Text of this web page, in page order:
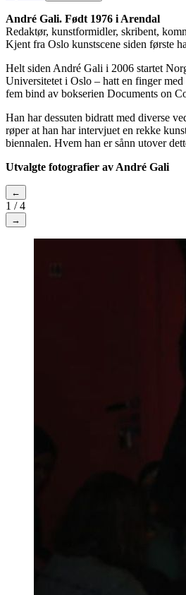
André Gali. Født 1976 i Arendal
Redaktør, kunstformidler, skribent,
Kjent fra Oslo kunstscene siden første
Helt siden André Gali i 2006 startet
Universitetet i Oslo – hatt en finger
fem bind av bokserien Documents on
Han har dessuten bidratt med diverse
røper at han har intervjuet en rekke
biennalen. Hvem han er sånn utover
Utvalgte fotografier av André Gali
←
1 /4
→